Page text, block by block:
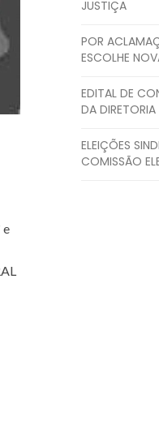
e
JUSTIÇA
POR
ESCOLHE
EDITAL DE
DA
ELEIÇÕES
COMISSÃO